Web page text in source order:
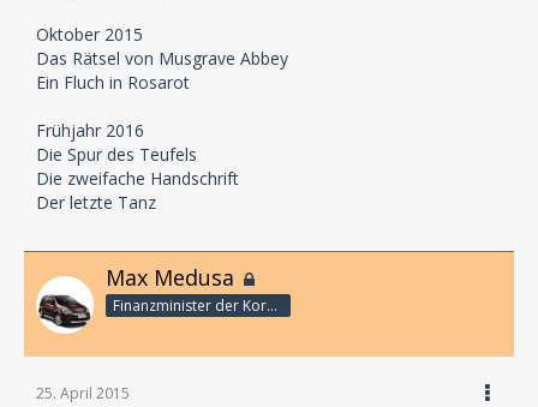
Oktober 2015
Das Rätsel von Musgrave Abbey
Ein Fluch in Rosarot
Frühjahr 2016
Die Spur des Teufels
Die zweifache Handschrift
Der letzte Tanz
Max Medusa
Finanzminister der Korporation
25. April 2015